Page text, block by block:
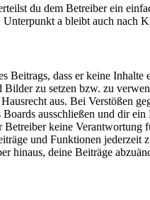
du dem Betreiber ein
a bleibt auch nach
Beitrags, dass er keine
zu setzen bzw. zu
aus. Bei Verstößen
ausschließen und dir ein
keine Verantwortung
und Funktionen jederzeit
hinaus, deine Beiträge